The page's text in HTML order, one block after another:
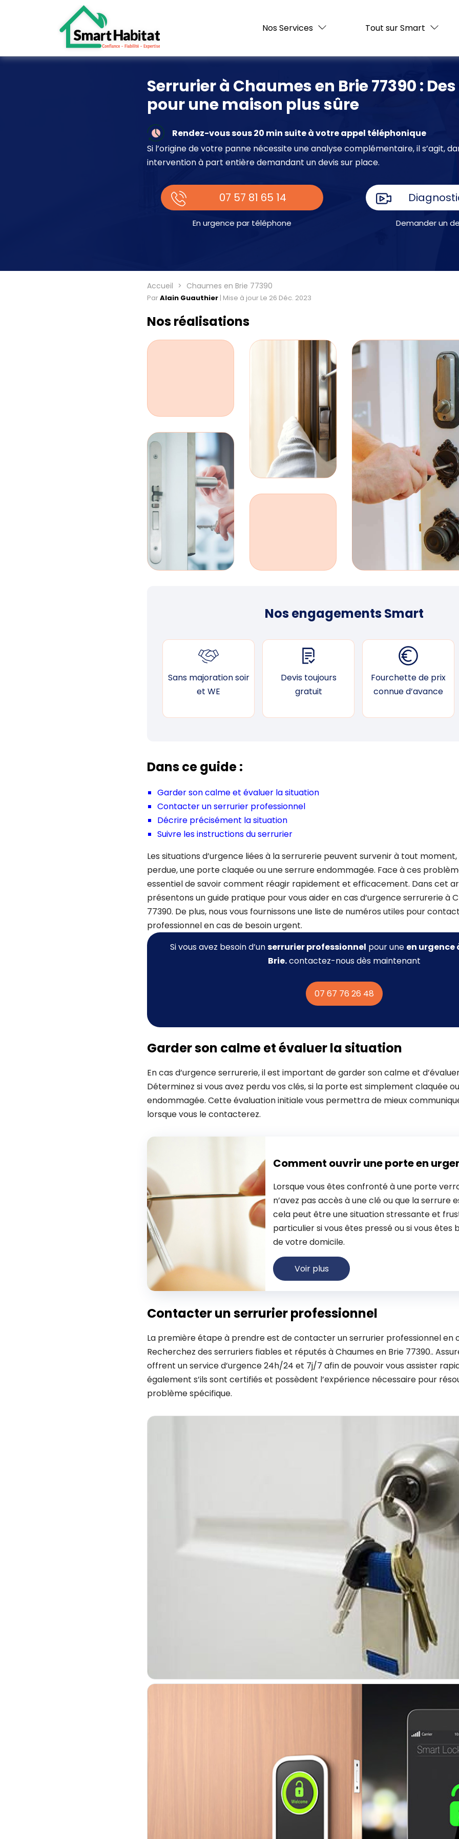
Nos Services Tout sur Smart
Serrurier à Chaumes en Brie 77390 :
pour une maison plus sûre
Rendez-vous sous 20 min suite à votre appel téléphonique
Si l’origine de votre panne nécessite une analyse complémentaire, il s’agit,
intervention à part entière demandant un devis sur place.
07 57 81 65 14
En urgence par téléphone Demander un
Accueil Chaumes en Brie 77390
ParAlain Guauthier | Mise à jour Le 26 Déc. 2023
Nos réalisations
Nos engagements Smart
Sans majoration soir
et WE
Devis toujours
gratuit
Fourchette de prix
connue d’avance
Dans ce guide :
Garder son calme et évaluer la situation
Contacter un serrurier professionnel
Décrire précisément la situation
Suivre les instructions du serrurier
Les situations d’urgence liées à la serrurerie peuvent survenir à tout
perdue, une porte claquée ou une serrure endommagée. Face à ces
essentiel de savoir comment réagir rapidement et efficacement. Dans cet
présentons un guide pratique pour vous aider en cas d’urgence serrurerie à
77390. De plus, nous vous fournissons une liste de numéros utiles pour
professionnel en cas de besoin urgent.
Si vous avez besoin d’unserrurier professionnel pour une en urgence
Brie.contactez-nous dès maintenant
07 67 76 26 48
Garder son calme et évaluer la situation
En cas d’urgence serrurerie, il est important de garder son calme et
Déterminez si vous avez perdu vos clés, si la porte est simplement claquée
endommagée. Cette évaluation initiale vous permettra de mieux
lorsque vous le contacterez.
Comment ouvrir une porte en
Lorsque vous êtes confronté à une porte
n’avez pas accès à une clé ou que la serrure
cela peut être une situation stressante et
particulier si vous êtes pressé ou si vous êtes
de votre domicile.
Voir plus
Contacter un serrurier professionnel
La première étape à prendre est de contacter un serrurier professionnel en
Recherchez des serruriers fiables et réputés à Chaumes en Brie 77390..
offrent un service d’urgence 24h/24 et 7j/7 afin de pouvoir vous assister
également s’ils sont certifiés et possèdent l’expérience nécessaire pour
problème spécifique.